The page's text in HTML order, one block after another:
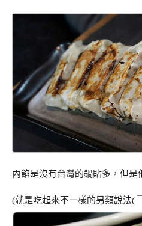
內餡是沒有台灣的鍋貼多，但
(就是吃起來不一樣的另類說法(